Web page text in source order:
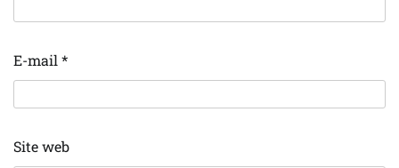
E-mail *
Site web